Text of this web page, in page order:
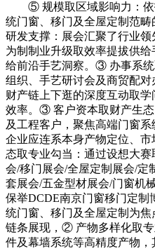
⑤ 规模取区域影响力：依
统门窗、移门及全屋定制范
研发支撑：展会汇聚了行业领
为制制业升级取效率提拔供
给前沿手艺洞察。③ 办事系
组织、手艺研讨会及商贸配
财产链上下逛的深度互动取
效率。③ 客户资本取财产生
及工程客户，聚焦高端门窗系
企业应连系本身产物定位、
态取专业勾当：通过设想大
会/移门展会/全屋定制展会/定
套展会/五金型材展会/门窗机
保举DCDE南京门窗移门定制
统门窗、移门及全屋定制为
链条展现，② 产物多样化取
件及幕墙系统等高精度产物